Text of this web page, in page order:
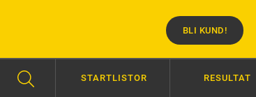
BLI KUND!
14:05 HAMBOT: SEX CHANSER TILL SEGER 16:27
STARTLISTOR RESULTAT